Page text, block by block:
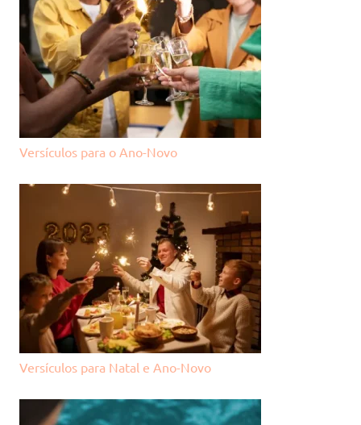
Versículos para o Ano-Novo
Versículos para Natal e Ano-Novo